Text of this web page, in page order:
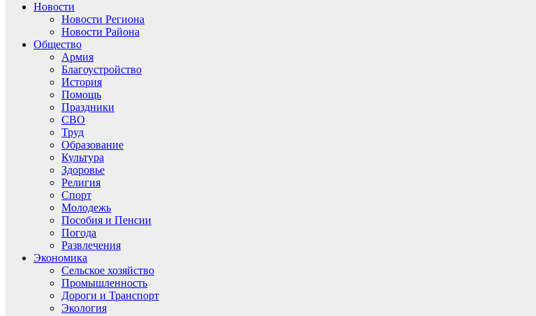
Новости
Новости Региона
Новости Района
Общество
Армия
Благоустройство
История
Помощь
Праздники
СВО
Труд
Образование
Культура
Здоровье
Религия
Спорт
Молодежь
Пособия и Пенсии
Погода
Развлечения
Экономика
Сельское хозяйство
Промышленность
Дороги и Транспорт
Экология